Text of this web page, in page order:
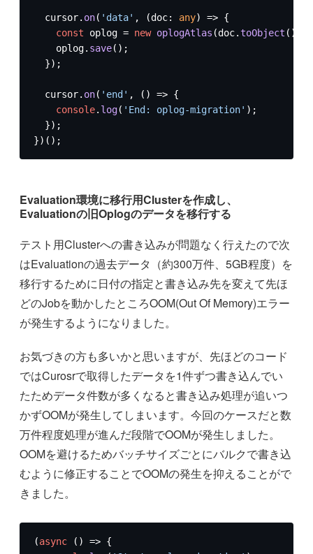
  cursor.
on( 'data' , (doc: any) => {
const oplog = new oplogAtlas (doc.toObject ());
    oplog.
save();
  });
  cursor.
on( 'end' , () => {
console. log( 'End: oplog-migration' );
  });
})();
Evaluation環境に移行用Clusterを作成し、
Evaluationの旧Oplogのデータを移行する
テスト用Clusterへの書き込みが問題なく行えたので次
はEvaluationの過去データ（約300万件、5GB程度）を
移行するために日付の指定と書き込み先を変えて先ほ
どのJobを動かしたところOOM(Out Of Memory)エラー
が発生するようになりました。
お気づきの方も多いかと思いますが、先ほどのコード
ではCurosrで取得したデータを1件ずつ書き込んでい
たためデータ件数が多くなると書き込み処理が追いつ
かずOOMが発生してしまいます。今回のケースだと数
万件程度処理が進んだ段階でOOMが発生しました。
OOMを避けるためバッチサイズごとにバルクで書き込
むように修正することでOOMの発生を抑えることがで
きました。
(async () => {